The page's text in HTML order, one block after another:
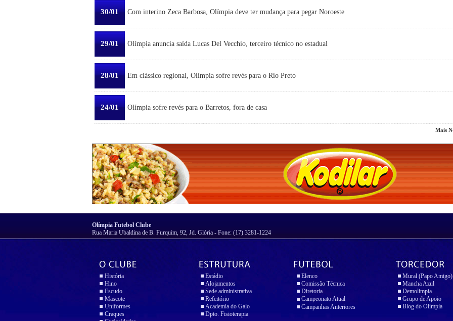
30/01 Com interino Zeca Barbosa, Olímpia deve ter mudança para pegar Noroeste
29/01 Olímpia anuncia saída Lucas Del Vecchio, terceiro técnico no estadual
28/01 Em clássico regional, Olímpia sofre revés para o Rio Preto
24/01 Olímpia sofre revés para o Barretos, fora de casa
Mais
Olímpia Futebol Clube
Rua Maria Ubaldina de B. Furquim, 92, Jd. Glória - Fone: (17) 3281-1224
História
Hino
Escudo
Mascote
Uniformes
Craques
Estádio
Alojamentos
Sede administrativa
Refeitório
Academia do Galo
Dpto. Fisioterapia
Elenco
Comissão Técnica
Diretoria
Campeonato Atual
Campanhas Anteriores
Mural (Papo Amigo)
Mancha Azul
Demolimpia
Grupo de Apoio
Blog do Olímpia